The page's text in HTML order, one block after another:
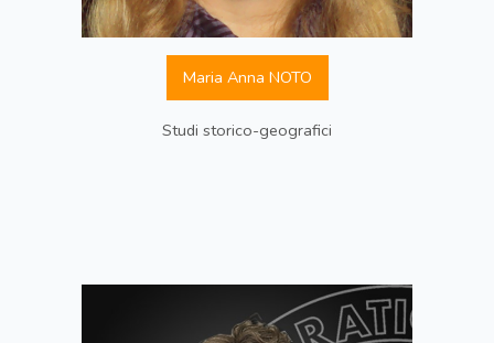
Maria Anna NOTO
Studi storico-geografici